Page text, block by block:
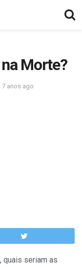
Morte?
7 anos ago
quais seriam as